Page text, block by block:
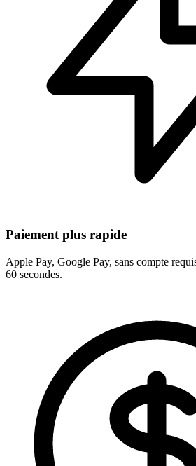
Paiement plus rapide
Apple Pay, Google Pay, sans compte
60 secondes.